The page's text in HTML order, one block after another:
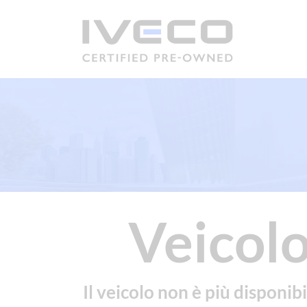
Il veicolo non è più